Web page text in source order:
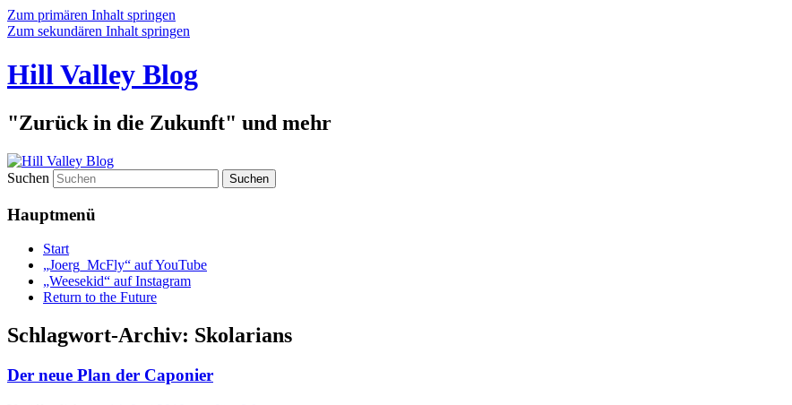
Zum primären Inhalt springen
Zum sekundären Inhalt springen
Hill Valley Blog
"Zurück in die Zukunft" und mehr
Suchen
Hauptmenü
Start
„Joerg_McFly“ auf YouTube
„Weesekid“ auf Instagram
Return to the Future
Schlagwort-Archiv: Skolarians
Der neue Plan der Caponier